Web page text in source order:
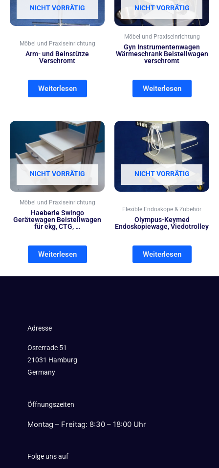
NICHT VORRÄTIG
Möbel und Praxiseinrichtung
Arm- und Beinstütze
Verschromt
Weiterlesen
NICHT VORRÄTIG
Möbel und Praxiseinrichtung
Gyn Instrumentenwagen
Wärmeschrank Beistellwagen
verschromt
Weiterlesen
NICHT VORRÄTIG
Möbel und Praxiseinrichtung
Haeberle Swingo
Gerätewagen Beistellwagen
für ekg, CTG, …
Weiterlesen
NICHT VORRÄTIG
Flexible Endoskope & Zubehör
Olympus-Keymed
Endoskopiewage, Viedotrolley
Weiterlesen
Adresse
Osterrade 51
21031 Hamburg
Germany
Öffnungszeiten
Montag – Freitag: 8:30 – 18:00 Uhr
Folge uns auf